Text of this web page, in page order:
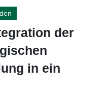
der
in ein